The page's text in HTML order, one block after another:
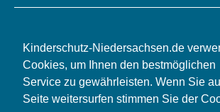
Kinderschutz-Niedersachsen.de
Cookies, um Ihnen den bestmöglichen
Service zu gewährleisten. Wenn Sie
Seite weitersurfen stimmen Sie der
Datenschutz
Barrierefreiheit